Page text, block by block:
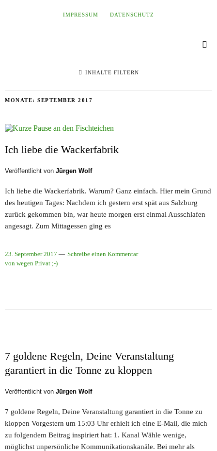
IMPRESSUM DATENSCHUTZ
INHALTE FILTERN
MONATE: SEPTEMBER 2017
Ich liebe die Wackerfabrik
Veröffentlicht von Jürgen Wolf
Ich liebe die Wackerfabrik. Warum? Ganz einfach. Hier mein Grund
des heutigen Tages: Nachdem ich gestern erst spät aus Salzburg
zurück gekommen bin, war heute morgen erst einmal Ausschlafen
angesagt. Zum Mittagessen ging es
23. September 2017
Schreibe einen Kommentar
von wegen Privat ;-)
7 goldene Regeln, Deine Veranstaltung
garantiert in die Tonne zu kloppen
Veröffentlicht von Jürgen Wolf
7 goldene Regeln, Deine Veranstaltung garantiert in die Tonne zu
kloppen Vorgestern um 15:03 Uhr erhielt ich eine E-Mail, die mich
zu folgendem Beitrag inspiriert hat: 1. Kanal Wähle wenige,
möglichst unpersönliche Kommunikationskanäle. Bei mehr als